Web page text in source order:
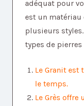
adéquat pour
est un
plusieurs
types de
Le Granit est
le temps.
Le Grès offre